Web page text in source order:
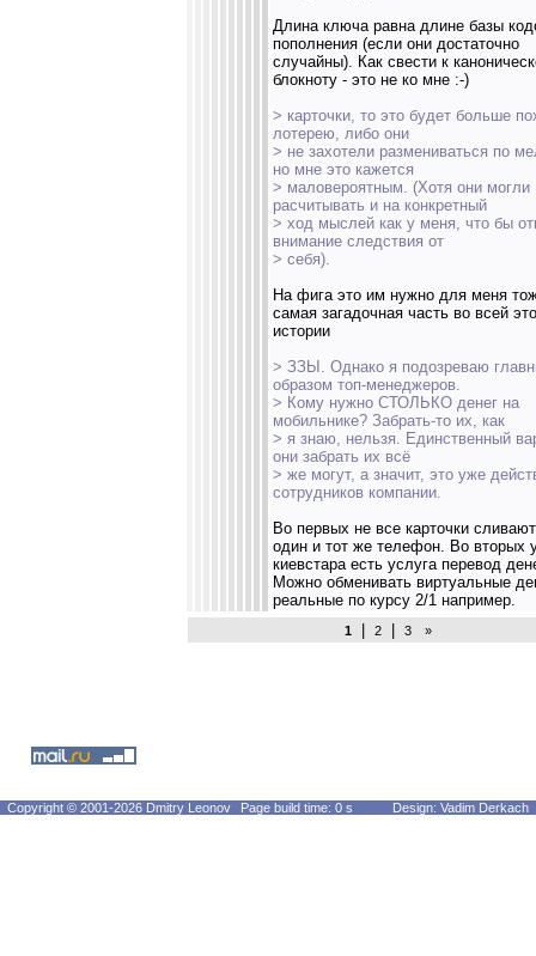
Длина ключа равна длине базы
пополнения (если они достаточно
случайны). Как свести к
блокноту - это не ко мне :-)
> карточки, то это будет больше
лотерею, либо они
> не захотели размениваться по
но мне это кажется
> маловероятным. (Хотя они могли
расчитывать и на конкретный
> ход мыслей как у меня, что бы
внимание следствия от
> себя).
На фига это им нужно для меня
самая загадочная часть во всей
истории
> ЗЗЫ. Однако я подозреваю
образом топ-менеджеров.
> Кому нужно СТОЛЬКО денег на
мобильнике? Забрать-то их, как
> я знаю, нельзя. Единственный
они забрать их всё
> же могут, а значит, это уже
сотрудников компании.
Во первых не все карточки
один и тот же телефон. Во вторых
киевстара есть услуга перевод
Можно обменивать виртуальные
реальные по курсу 2/1 например.
1 2 3 »
Copyright © 2001-2026 Dmitry Leonov Page build time: 0 s Design: Vadim Derkach